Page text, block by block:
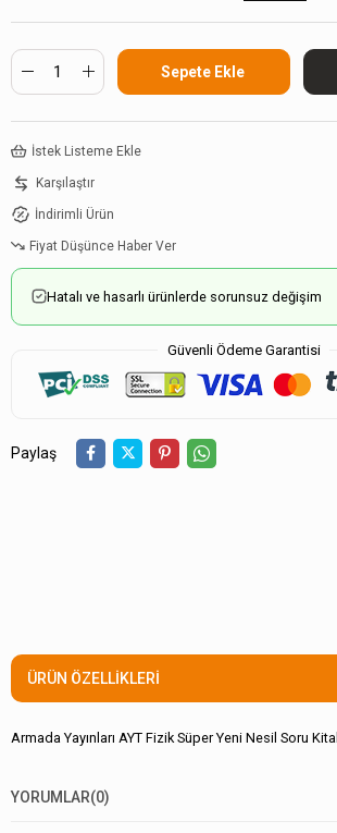
İstek Listeme Ekle
Karşılaştır
İndirimli Ürün
Fiyat Düşünce Haber Ver
Hatalı ve hasarlı ürünlerde sorunsuz değişim
Güvenli Ödeme Garantisi
Paylaş
ÜRÜN ÖZELLIKLERI
Armada Yayınları AYT Fizik Süper Yeni Nesil Soru
YORUMLAR(0)